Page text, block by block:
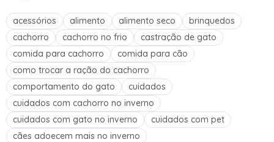
acessórios alimento alimento seco
brinquedos
cachorro
cachorro no frio
castração de gato
comida para cachorro
comida para cão
como trocar a ração do cachorro
comportamento do gato
cuidados
cuidados com cachorro no inverno
cuidados com gato no inverno
cuidados com pet
cães adoecem mais no inverno